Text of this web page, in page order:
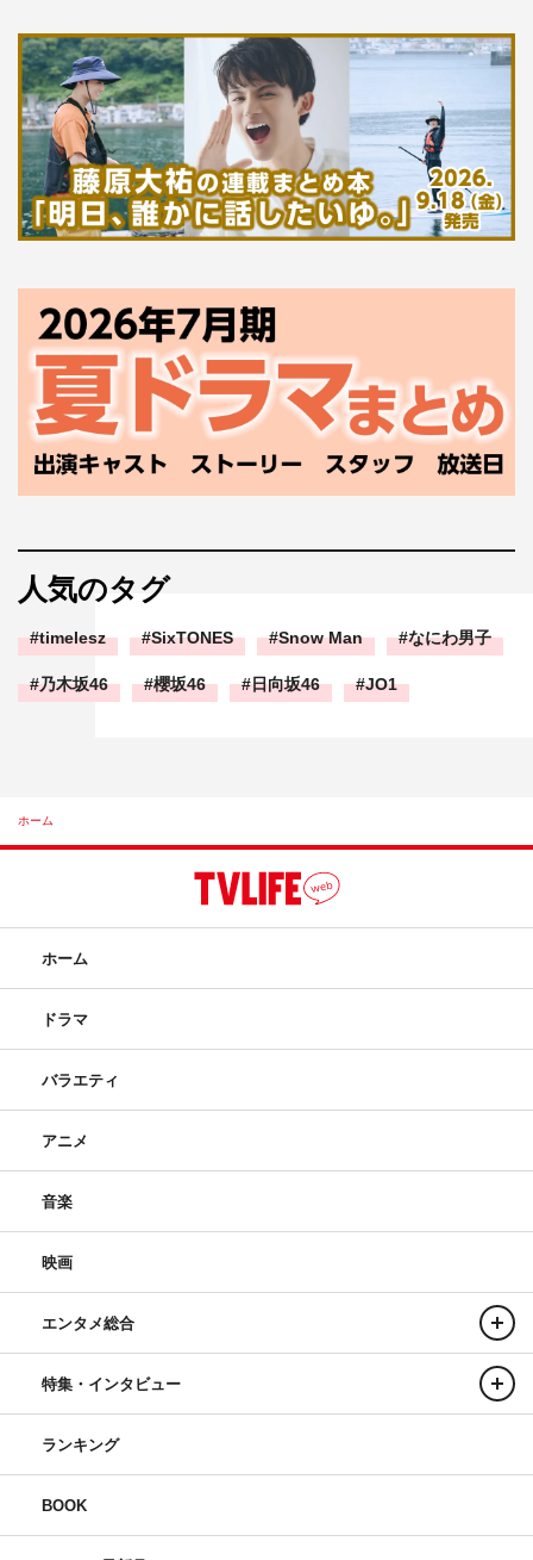
人気のタグ
timelesz SixTONES Snow Man なにわ男子
乃木坂46 櫻坂46 日向坂46 JO1
ホーム
ホーム
ドラマ
バラエティ
アニメ
音楽
映画
エンタメ総合
特集・インタビュー
ランキング
BOOK